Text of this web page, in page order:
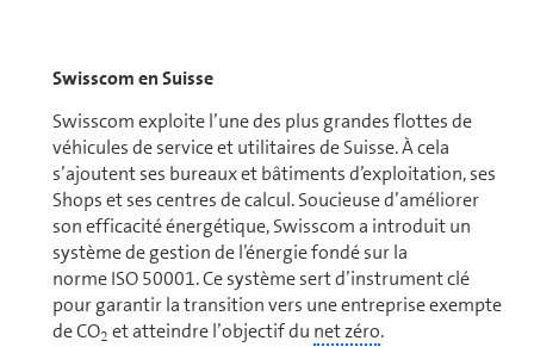
Swisscom en Suisse
Swisscom exploite l’une des plus grandes flottes de
véhicules de service et utilitaires de Suisse. À cela
s’ajoutent ses bureaux et bâtiments d’ex­ploi­ta­tion, ses
Shops et ses centres de calcul. Soucieuse d’améliorer
son efficacité énergétique, Swisscom a introduit un
système de gestion de l’énergie fondé sur la
norme ISO 50001. Ce système sert d’instrument clé
pour garantir la transition vers une en­tre­prise exempte
de CO2 et atteindre l’objectif du net zéro.